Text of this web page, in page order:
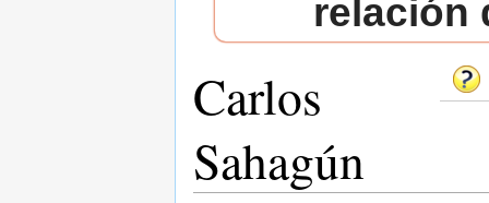
relación
Carlos
Sahagún